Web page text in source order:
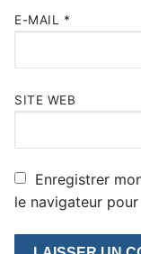
E-MAIL *
SITE WEB
Enregistrer
le navigateur